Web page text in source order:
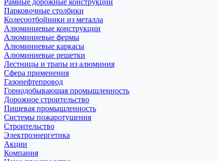
Рамные дорожные конструкции
Парковочные столбики
Колесоотбойники из металла
Алюминиевые конструкции
Алюминиевые фермы
Алюминиевые каркасы
Алюминиевые решетки
Лестницы и трапы из алюминия
Сфера применения
Газонефтепровод
Горнодобывающая промышленность
Дорожное строительство
Пищевая промышленность
Системы пожаротушения
Строительство
Электроэнергетика
Акции
Компания